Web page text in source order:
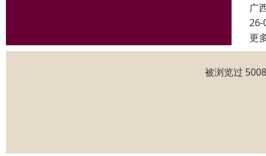
广
26-
更
被浏览过